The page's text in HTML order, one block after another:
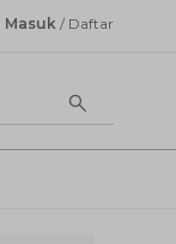
Masuk / Daftar